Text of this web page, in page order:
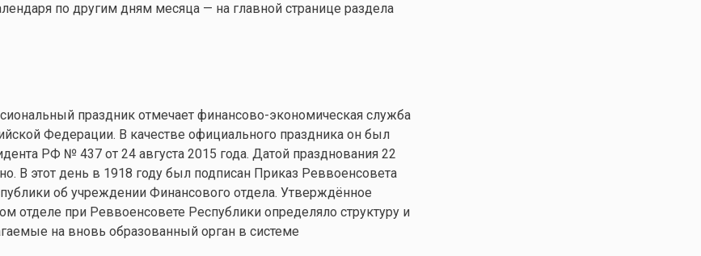
по другим дням месяца — на главной странице раздела
праздник отмечает финансово-экономическая служба
Федерации. В качестве официального праздника он был
РФ № 437 от 24 августа 2015 года. Датой празднования 22
В этот день в 1918 году был подписан Приказ Реввоенсовета
об учреждении Финансового отдела. Утверждённое
отделе при Реввоенсовете Республики определяло структуру и
на вновь образованный орган в системе